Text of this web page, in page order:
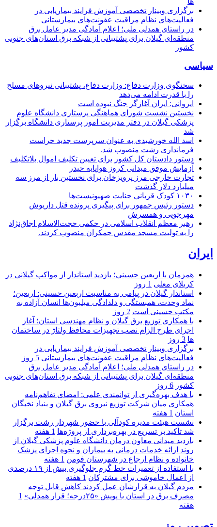
برگزاری وبینار تخصصی آموزش فرایند بیماریابی در
فعالیت‌های نظام مراقبت عفونت‌های بیمارستانی
در راستای همدلی ملی؛ اعلام آمادگی مدیر عامل برق
منطقه‌ای گیلان برای پشتیبانی از شبكه برق استان‌های جنوبی
كشور
سیاسی
سخنگوی وزارت دفاع: وزارت دفاع، پشتیبانی نیرو‌های مسلح
را با قدرت ادامه می‌دهد
ایروانی: ایران آغازگر جنگ نبوده است
نخستین نشست شورای هماهنگی پرستاری دانشگاه علوم
پزشکی گیلان در دفتر مدیریت امور پرستاری دانشگاه برگزار
شد
اسد الله خورشیدی به عنوان سرپرست جدید حراست
فرمانداری رشت منصوب شد.
دستور دادستان کل کشور برای تعیین تکلیف اموال بلاتکلیف
آزمایش موفق میدانی کروز هواپایه حیدر
تجارت خارجی مرز پرویزخان برای نخستین بار از مرز سه
میلیارد دلار گذشت
۱۰۳۰ کودک قربانی جنایت صهیونیست‌ها
دستور رئیس جمهور برای پیگیری پرونده قتل داریوش
مهرجویی و همسرش
رهبر معظم انقلاب اسلامی در حکمی حجت‌الاسلام اجاق‌نژاد
را به تولیت مسجد مقدس جمکران منصوب کردند.
ایران
همزمان با اربعین حسینی؛ بازدید استاندار از مواکب گیلانی در
کربلای معلی 1 روز
استاندار گیلان در پیامی به مناسبت اربعین حسینی: اربعین؛
نماد وحدت، همبستگی و دلدادگی میلیون‌ها انسان آزاده به
مکتب حسینی است 2 روز
با همکاری توزیع برق گیلان و نظام مهندسی استان؛ آغاز
اجرای طرح الزام نصب تجهیزات محافظ ولتاژ در ساختمان
ها 3 روز
برگزاری وبینار تخصصی آموزش فرایند بیماریابی در
فعالیت‌های نظام مراقبت عفونت‌های بیمارستانی 5 روز
در راستای همدلی ملی؛ اعلام آمادگی مدیر عامل برق
منطقه‌ای گیلان برای پشتیبانی از شبكه برق استان‌های جنوبی
كشور 6 روز
با هدف بهره‌گیری از توانمندی علمی: امضای تفاهم‌نامه
همكاری میان شركت توزیع نیروی برق گیلان و بنیاد نخبگان
استان 1 هفته
نشست هیئت مدیره کودآلی با حضور شهردار رشت برگزار
شد تأکید بر تسریع در بهره‌برداری از پروژه‌ها 1 هفته
بازدید میدانی معاون درمان دانشگاه علوم پزشکی گیلان از
روند ارائه خدمات درمانی به بیماران و نحوه اجرای پزشک
خانواده و نظام ارجاع در شهرستان فومن 1 هفته
با استفاده از تعمیرات خط گرم جلوگیری بیش از ۱۹ درصدی
از اعمال خاموشی برای مشتركان 1 هفته
مردم گیلان به قرارشان عمل کردند كاهش قابل توجه
مصرف برق در استان با پویش «۲۵درجه؛ قرار همدلی»
1
هفته